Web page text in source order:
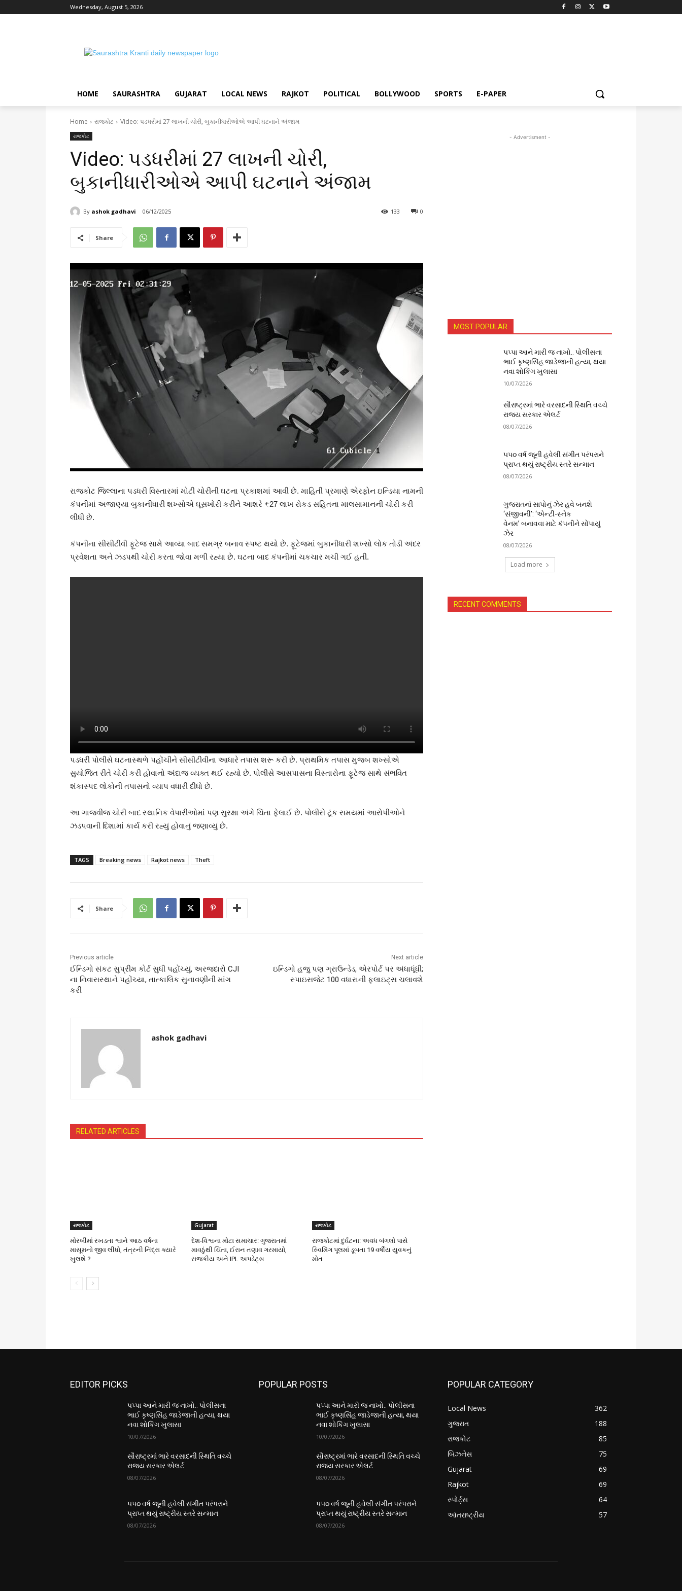
Wednesday, August 5, 2026
HOME SAURASHTRA GUJARAT LOCAL NEWS RAJKOT POLITICAL BOLLYWOOD SPORTS E-PAPER
Home રાજકોટ Video: પડધરીમાં 27 લાખની ચોરી, બુકાનીધારીઓએ આપી ઘટનાને અંજામ
રાજકોટ
Video: પડધરીમાં 27 લાખની ચોરી,
બુકાનીધારીઓએ આપી ઘટનાને અંજામ
By ashok gadhavi 06/12/2025 0
133
Share
રાજકોટ જિલ્લાના પડધરી વિસ્તારમાં મોટી ચોરીની ઘટના પ્રકાશમાં આવી છે. માહિતી પ્રમાણે એરફોન ઇન્ડિયા નામની
કંપનીમાં અજાણ્યા બુકાનીધારી શખ્સોએ ઘૂસખોરી કરીને આશરે ₹27 લાખ રોકડ સહિતના માલસામાનની ચોરી કરી
લીધી છે.
કંપનીના સીસીટીવી ફૂટેજ સામે આવ્યા બાદ સમગ્ર બનાવ સ્પષ્ટ થયો છે. ફૂટેજમાં બુકાનીધારી શખ્સો લોક તોડી અંદર
પ્રવેશતા અને ઝડપથી ચોરી કરતા જોવા મળી રહ્યા છે. ઘટના બાદ કંપનીમાં ચકચાર મચી ગઈ હતી.
પડધરી પોલીસે ઘટનાસ્થળે પહોંચીને સીસીટીવીના આધારે તપાસ શરૂ કરી છે. પ્રાથમિક તપાસ મુજબ શખ્સોએ
સુયોજિત રીતે ચોરી કરી હોવાનો અંદાજ વ્યક્ત થઈ રહ્યો છે. પોલીસે આસપાસના વિસ્તારોના ફૂટેજ સાથે સંભવિત
શંકાસ્પદ લોકોની તપાસનો વ્યાપ વધારી દીધો છે.
આ ગાજવીજ ચોરી બાદ સ્થાનિક વેપારીઓમાં પણ સુરક્ષા અંગે ચિંતા ફેલાઈ છે. પોલીસે ટૂંક સમયમાં આરોપીઓને
ઝડપવાની દિશામાં કાર્ય કરી રહ્યું હોવાનું જણાવ્યું છે.
TAGS Breaking news Rajkot news Theft
Share
Previous article
ઈન્ડિગો સંકટ સુપ્રીમ કોર્ટ સુધી પહોંચ્યું, અરજદારો CJI
ના નિવાસસ્થાને પહોંચ્યા, તાત્કાલિક સુનાવણીની માંગ
કરી
Next article
ઇન્ડિગો હજુ પણ ગ્રાઉન્ડેડ, એરપોર્ટ પર અંધાધૂંધી;
સ્પાઇસજેટ 100 વધારાની ફ્લાઇટ્સ ચલાવશે
ashok gadhavi
RELATED ARTICLES
રાજકોટ
મોરબીમાં રખડતા શ્વાને આઠ વર્ષના
માસૂમનો જીવ લીધો, તંત્રની નિંદ્રા ક્યારે
ખુલશે ?
Gujarat
દેશ-વિશ્વના મોટા સમાચાર: ગુજરાતમાં
માવઠુંથી ચિંતા, ઈરાન તણાવ ગરમાયો,
રાજકીય અને IPL અપડેટ્સ
રાજકોટ
રાજકોટમાં દુર્ઘટના: અવધ બંગલો પાસે
સ્વિમિંગ પૂલમાં ડૂબતા 19 વર્ષીય યુવકનું
મોત
- Advertisment -
MOST POPULAR
પપ્પા આને મારી જ નાખો.. પોલીસના
ભાઈ કૃષ્ણસિંહ જાડેજાની હત્યા, થયા
નવા શોકિંગ ખુલાસા
10/07/2026
સૌરાષ્ટ્રમાં ભારે વરસાદની સ્થિતિ વચ્ચે
રાજ્ય સરકાર એલર્ટ
08/07/2026
૫૫૦ વર્ષ જૂની હવેલી સંગીત પરંપરાને
પ્રાપ્ત થયું રાષ્ટ્રીય સ્તરે સન્માન
08/07/2026
ગુજરાતનાં સાપોનું ઝેર હવે બનશે
‘સંજીવની’: ‘એન્ટી-સ્નેક
વેનમ’ બનાવવા માટે કંપનીને સોંપાયું
ઝેર
08/07/2026
Load more
RECENT COMMENTS
EDITOR PICKS
પપ્પા આને મારી જ નાખો.. પોલીસના
ભાઈ કૃષ્ણસિંહ જાડેજાની હત્યા, થયા
નવા શોકિંગ ખુલાસા
10/07/2026
સૌરાષ્ટ્રમાં ભારે વરસાદની સ્થિતિ વચ્ચે
રાજ્ય સરકાર એલર્ટ
08/07/2026
૫૫૦ વર્ષ જૂની હવેલી સંગીત પરંપરાને
પ્રાપ્ત થયું રાષ્ટ્રીય સ્તરે સન્માન
08/07/2026
POPULAR POSTS
પપ્પા આને મારી જ નાખો.. પોલીસના
ભાઈ કૃષ્ણસિંહ જાડેજાની હત્યા, થયા
નવા શોકિંગ ખુલાસા
10/07/2026
સૌરાષ્ટ્રમાં ભારે વરસાદની સ્થિતિ વચ્ચે
રાજ્ય સરકાર એલર્ટ
08/07/2026
૫૫૦ વર્ષ જૂની હવેલી સંગીત પરંપરાને
પ્રાપ્ત થયું રાષ્ટ્રીય સ્તરે સન્માન
08/07/2026
POPULAR CATEGORY
Local News
362
ગુજરાત
188
રાજકોટ
85
બિઝનેસ
75
Gujarat
69
Rajkot
69
સ્પોર્ટ્સ
64
આંતરાષ્ટ્રીય
57